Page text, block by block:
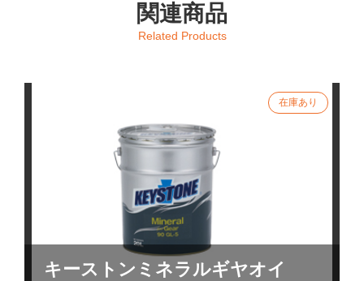
関連商品
Related Products
キーストンミネラルギヤオイ